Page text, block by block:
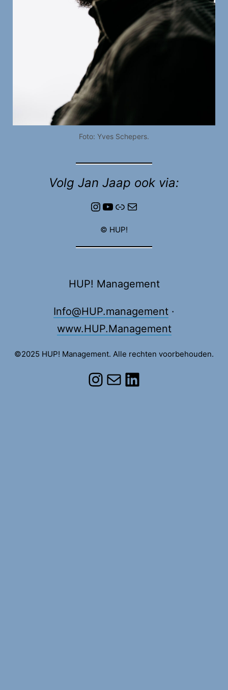
Foto: Yves Schepers.
Volg Jan Jaap ook via:
Instagram
YouTube
Link
E-mail
© HUP!
HUP! Management
Info@HUP.management ·
www.HUP.Management
©2025 HUP! Management. Alle rechten voorbehouden.
Instagram
E-mailLinkedIn